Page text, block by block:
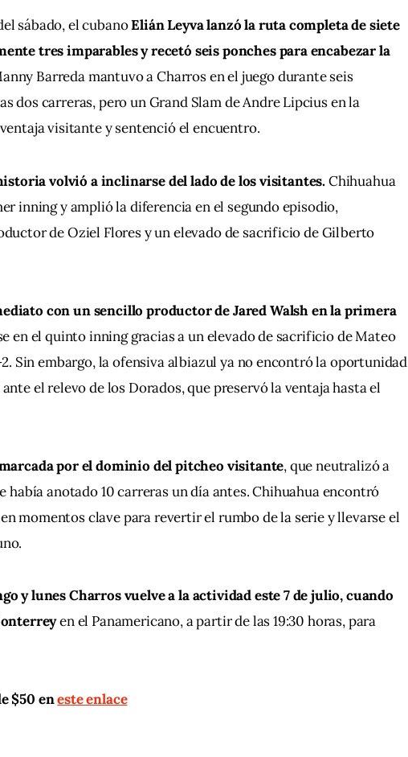
sábado, el cubano Elián Leyva lanzó la ruta completa de siete
tres imparables y recetó seis ponches para encabezar la
Barreda mantuvo a Charros en el juego durante seis
dos carreras, pero un Grand Slam de Andre Lipcius en la
visitante y sentenció el encuentro.
volvió a inclinarse del lado de los visitantes. Chihuahua
inning y amplió la diferencia en el segundo episodio,
de Oziel Flores y un elevado de sacrificio de Gilberto
con un sencillo productor de Jared Walsh en la primera
en el quinto inning gracias a un elevado de sacrificio de Mateo
Sin embargo, la ofensiva albiazul ya no encontró la oportunidad
el relevo de los Dorados, que preservó la ventaja hasta el
por el dominio del pitcheo visitante, que neutralizó a
había anotado 10 carreras un día antes. Chihuahua encontró
momentos clave para revertir el rumbo de la serie y llevarse el
y lunes Charros vuelve a la actividad este 7 de julio, cuando
en el Panamericano, a partir de las 19:30 horas, para
$50 eneste enlace